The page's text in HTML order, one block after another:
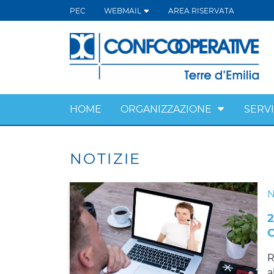
PEC WEBMAIL AREA RISERVATA
HOME ORGANIZZAZIONE
NOTIZIE